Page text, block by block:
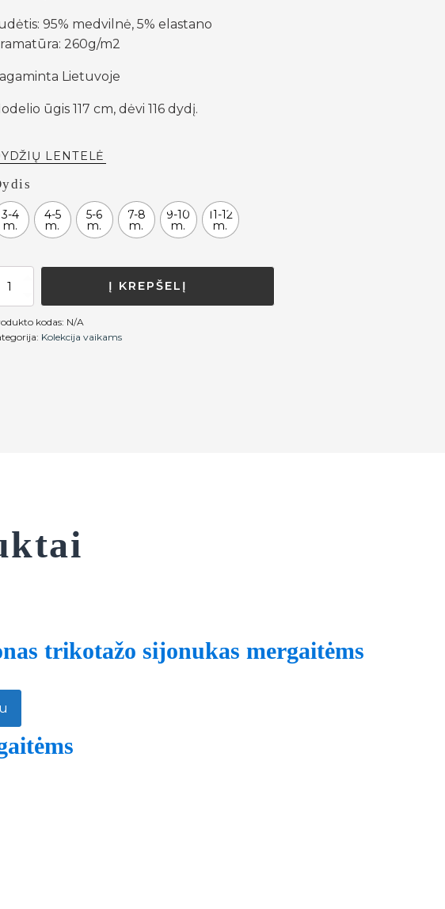
95% medvilnė, 5% elastano
260g/m2
Lietuvoje
ūgis 117 cm, dėvi 116 dydį.
LENTELĖ
3-4
m.
4-5
m.
5-6
m.
7-8
m.
9-10
m.
11-12
m.
Į KREPŠELĮ
kodas: N/A
Kolekcija vaikams
trikotažo sijonukas mergaitėms